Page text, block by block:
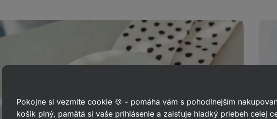
Pokojne si vezmite cookie 🍪 - pomáha vám s pohodlnejším
košík plný, pamätá si vaše prihlásenie a zaisťuje hladký priebeh celej